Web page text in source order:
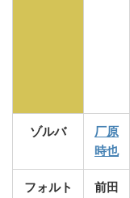
ゾルバ
厂原
時也
フォルト
前田